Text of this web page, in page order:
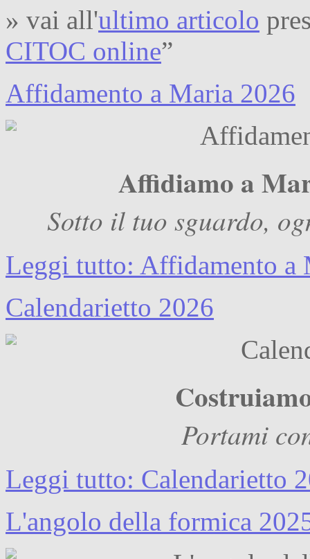
» vai all'ultimo articolo
CITOC online”
Affidamento a Maria 2026
Affidiamo a
Sotto il tuo sguardo,
Leggi tutto: Affidamento a
Calendarietto 2026
Portami
Leggi tutto: Calendarietto
L'angolo della formica